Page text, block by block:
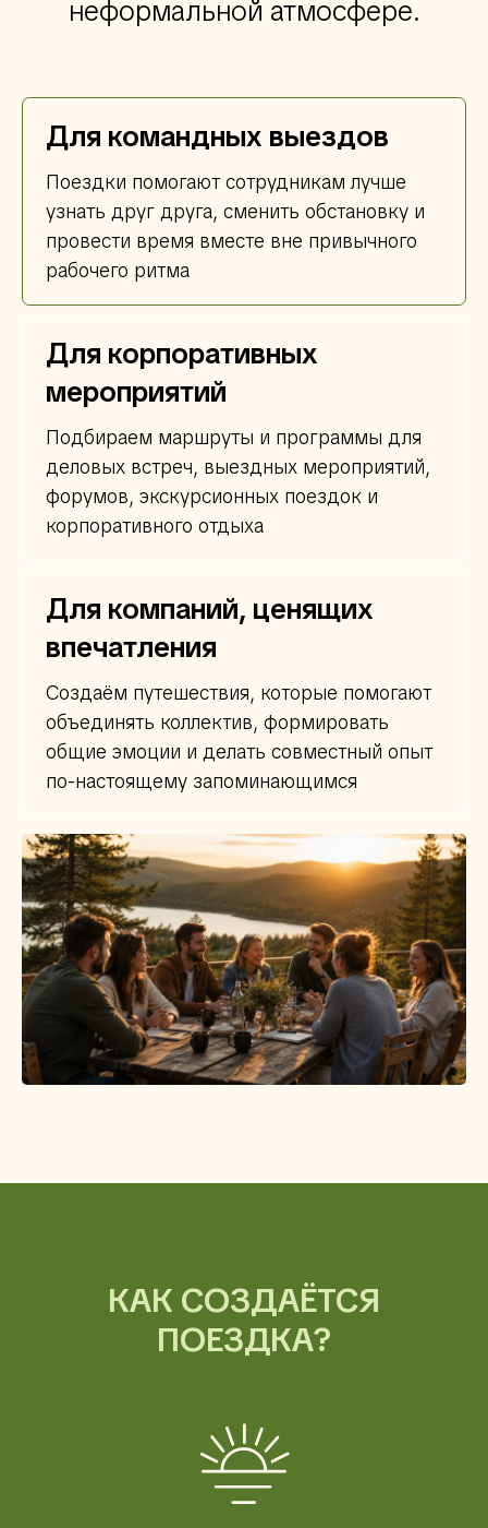
неформальной атмосфере.
Для командных выездов
Поездки помогают сотрудникам лучше
узнать друг друга, сменить обстановку и
провести время вместе вне привычного
рабочего ритма
Для корпоративных
мероприятий
Подбираем маршруты и программы для
деловых встреч, выездных мероприятий,
форумов, экскурсионных поездок и
корпоративного отдыха
Для компаний, ценящих
впечатления
Создаём путешествия, которые помогают
объединять коллектив, формировать
общие эмоции и делать совместный опыт
по-настоящему запоминающимся
КАК СОЗДАЁТСЯ
ПОЕЗДКА?